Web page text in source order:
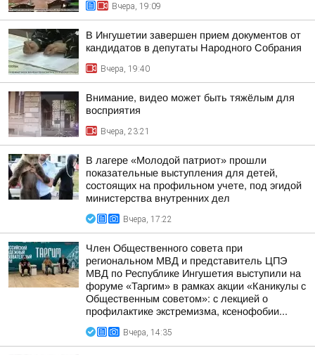
Вчера, 19:09
В Ингушетии завершен прием документов от
кандидатов в депутаты Народного Собрания
Вчера, 19:40
Внимание, видео может быть тяжёлым для
восприятия
Вчера, 23:21
В лагере «Молодой патриот» прошли
показательные выступления для детей,
состоящих на профильном учете, под эгидой
министерства внутренних дел
Вчера, 17:22
Член Общественного совета при
региональном МВД и представитель ЦПЭ
МВД по Республике Ингушетия выступили на
форуме «Таргим» в рамках акции «Каникулы с
Общественным советом»: с лекцией о
профилактике экстремизма, ксенофобии...
Вчера, 14:35